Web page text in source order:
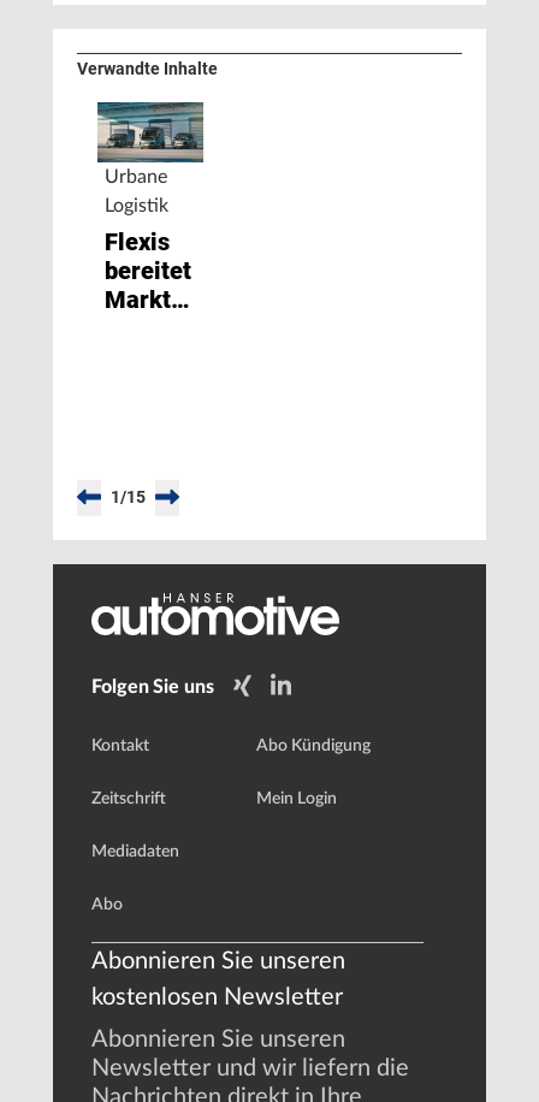
Verwandte Inhalte
Urbane
Logistik
Flexis
bereitet
Markteinführung
1/15
Folgen Sie uns
Kontakt
Zeitschrift
Mediadaten
Abo
Abo Kündigung
Mein Login
Abonnieren Sie unseren
kostenlosen Newsletter
Abonnieren Sie unseren
Newsletter und wir liefern die
Nachrichten direkt in Ihre